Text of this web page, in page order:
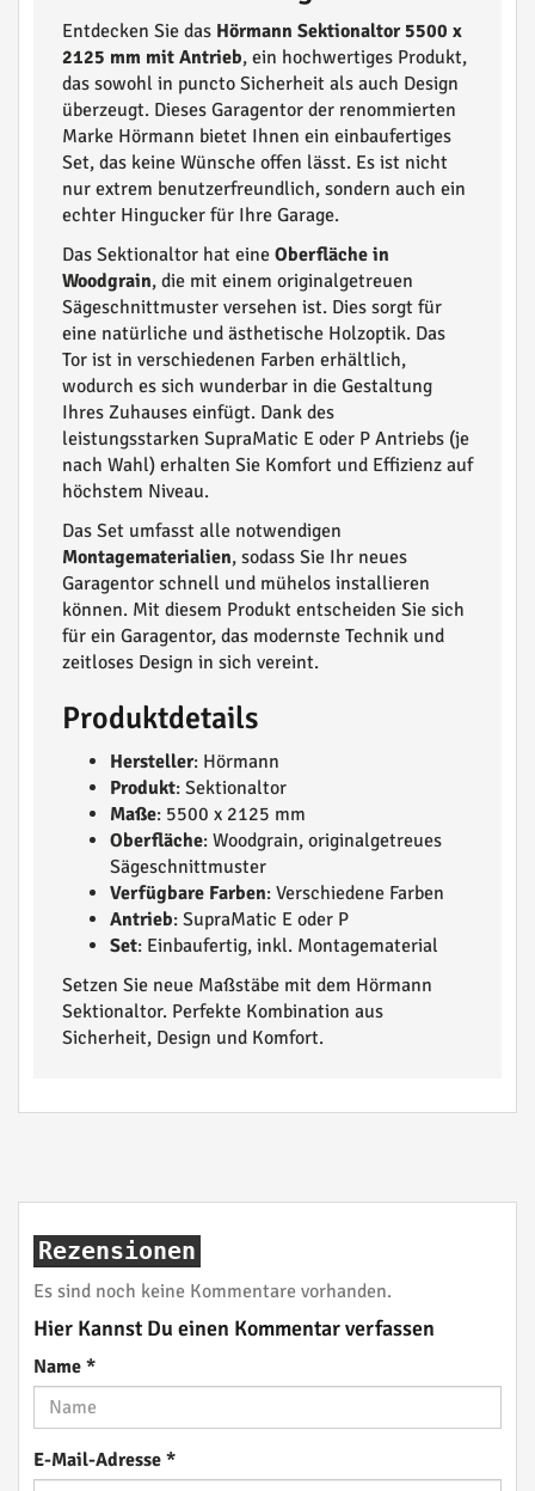
Entdecken Sie das Hörmann Sektionaltor 5500 x
2125 mm mit Antrieb, ein hochwertiges Produkt,
das sowohl in puncto Sicherheit als auch Design
überzeugt. Dieses Garagentor der renommierten
Marke Hörmann bietet Ihnen ein einbaufertiges
Set, das keine Wünsche offen lässt. Es ist nicht
nur extrem benutzerfreundlich, sondern auch ein
echter Hingucker für Ihre Garage.
Das Sektionaltor hat eine Oberfläche in
Woodgrain, die mit einem originalgetreuen
Sägeschnittmuster versehen ist. Dies sorgt für
eine natürliche und ästhetische Holzoptik. Das
Tor ist in verschiedenen Farben erhältlich,
wodurch es sich wunderbar in die Gestaltung
Ihres Zuhauses einfügt. Dank des
leistungsstarken SupraMatic E oder P Antriebs (je
nach Wahl) erhalten Sie Komfort und Effizienz auf
höchstem Niveau.
Das Set umfasst alle notwendigen
Montagematerialien, sodass Sie Ihr neues
Garagentor schnell und mühelos installieren
können. Mit diesem Produkt entscheiden Sie sich
für ein Garagentor, das modernste Technik und
zeitloses Design in sich vereint.
Produktdetails
Hersteller: Hörmann
Produkt: Sektionaltor
Maße: 5500 x 2125 mm
Oberfläche: Woodgrain, originalgetreues
Sägeschnittmuster
Verfügbare Farben: Verschiedene Farben
Antrieb: SupraMatic E oder P
Set: Einbaufertig, inkl. Montagematerial
Setzen Sie neue Maßstäbe mit dem Hörmann
Sektionaltor. Perfekte Kombination aus
Sicherheit, Design und Komfort.
Rezensionen
Es sind noch keine Kommentare vorhanden.
Hier Kannst Du einen Kommentar verfassen
Name *
E-Mail-Adresse *